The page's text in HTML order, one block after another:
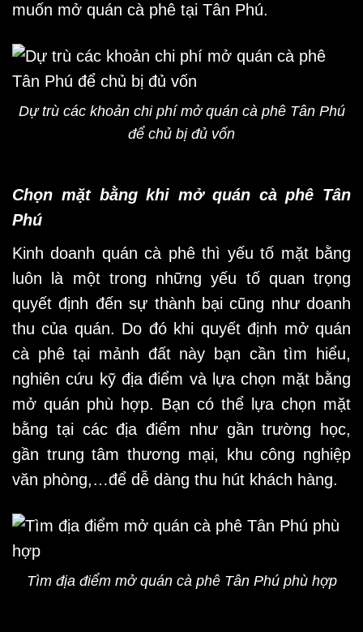
muốn mở quán cà phê tại Tân Phú.
Dự trù các khoản chi phí mở quán cà phê Tân Phú
để chủ bị đủ vốn
Chọn mặt bằng khi mở quán cà phê Tân
Phú
Kinh doanh quán cà phê thì yếu tố mặt bằng
luôn là một trong những yếu tố quan trọng
quyết định đến sự thành bại cũng như doanh
thu của quán. Do đó khi quyết định mở quán
cà phê tại mảnh đất này bạn cần tìm hiểu,
nghiên cứu kỹ địa điểm và lựa chọn mặt bằng
mở quán phù hợp. Bạn có thể lựa chọn mặt
bằng tại các địa điểm như gần trường học,
gần trung tâm thương mại, khu công nghiệp
văn phòng,…để dễ dàng thu hút khách hàng.
Tìm địa điểm mở quán cà phê Tân Phú phù hợp